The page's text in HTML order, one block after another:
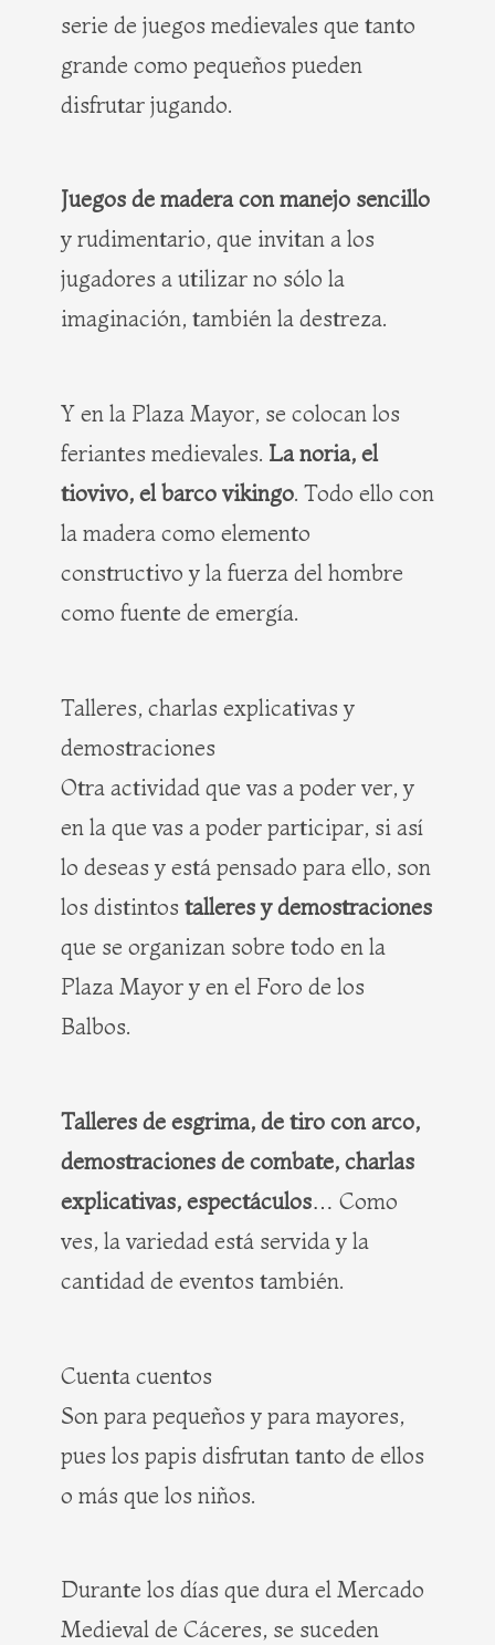
serie de juegos medievales que tanto
grande como pequeños pueden
disfrutar jugando.
Juegos de madera con manejo sencillo
y rudimentario, que invitan a los
jugadores a utilizar no sólo la
imaginación, también la destreza.
Y en la Plaza Mayor, se colocan los
feriantes medievales. La noria, el
tiovivo, el barco vikingo. Todo ello con
la madera como elemento
constructivo y la fuerza del hombre
como fuente de emergía.
Talleres, charlas explicativas y
demostraciones
Otra actividad que vas a poder ver, y
en la que vas a poder participar, si así
lo deseas y está pensado para ello, son
los distintos talleres y demostraciones
que se organizan sobre todo en la
Plaza Mayor y en el Foro de los
Balbos.
Talleres de esgrima, de tiro con arco,
demostraciones de combate, charlas
explicativas, espectáculos… Como
ves, la variedad está servida y la
cantidad de eventos también.
Cuenta cuentos
Son para pequeños y para mayores,
pues los papis disfrutan tanto de ellos
o más que los niños.
Durante los días que dura el Mercado
Medieval de Cáceres, se suceden